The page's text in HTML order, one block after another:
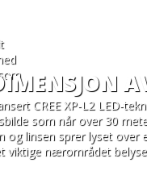
CREE XP-L2 LED-
som når over 30
og linsen sprer lyset
viktige nærområdet